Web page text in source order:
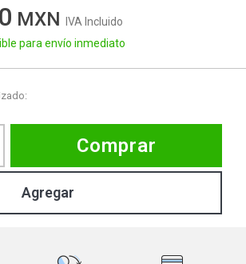
IVA Incluido
para envío inmediato
Comprar